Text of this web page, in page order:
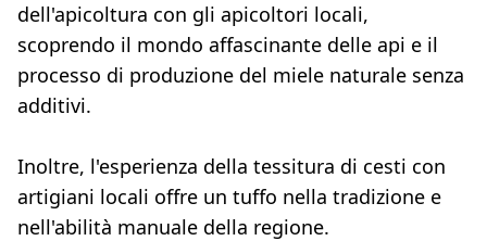
dell'apicoltura con gli apicoltori locali,
scoprendo il mondo affascinante delle api e il
processo di produzione del miele naturale senza
additivi.
Inoltre, l'esperienza della tessitura di cesti con
artigiani locali offre un tuffo nella tradizione e
nell'abilità manuale della regione.